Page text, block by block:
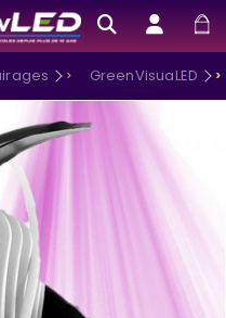
GreenVisuaLED